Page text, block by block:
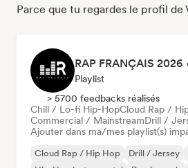
Parce que tu regardes le profil de
Playlist
> 5700 feedbacks réalisés
Chill / Lo-fi Hip-HopCloud Rap /
Commercial / MainstreamDrill /
Ajouter dans ma/mes playlist(s)
Cloud Rap / Hip Hop Drill / Jersey